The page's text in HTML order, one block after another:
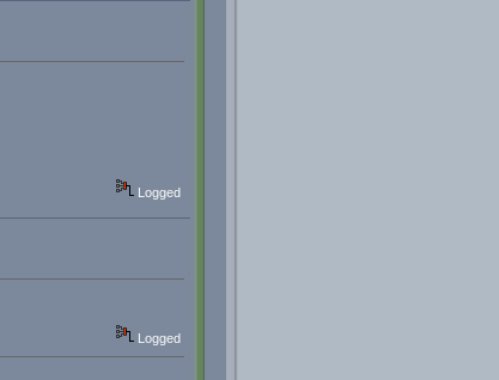
Logged
Logged